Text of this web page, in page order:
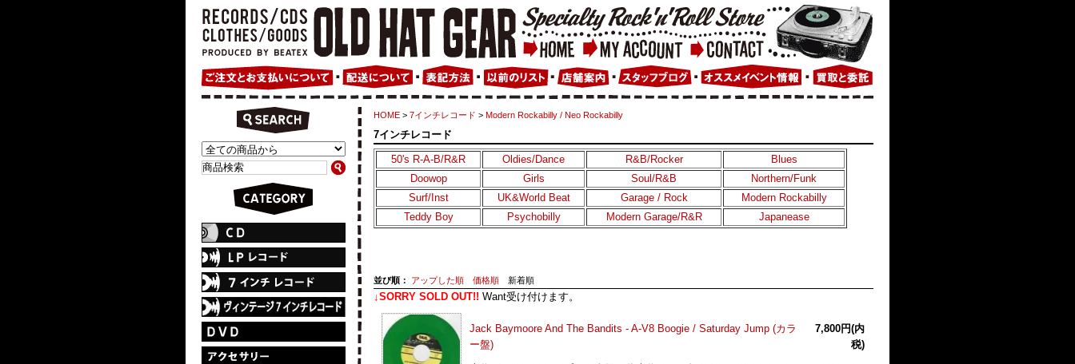
HOME > 7インチレコード > Modern Rockabilly / Neo Rockabilly
7インチレコード
50's R-A-B/R&R Oldies/Dance R&B/Rocker
Blues
Doowop
Girls Soul/R&B
Northern/Funk
Surf/Inst
UK&World Beat Garage / Rock
Modern Rockabilly
Teddy Boy
Psychobilly Modern Garage/R&R Japanease
並び順： アップした順 価格順 新着順
↓SORRY SOLD OUT!! Want受け付けます。
Jack Baymoore And The Bandits - A-V8 Boogie / Saturday Jump (カラ
ー盤)
7,800円(内
税)